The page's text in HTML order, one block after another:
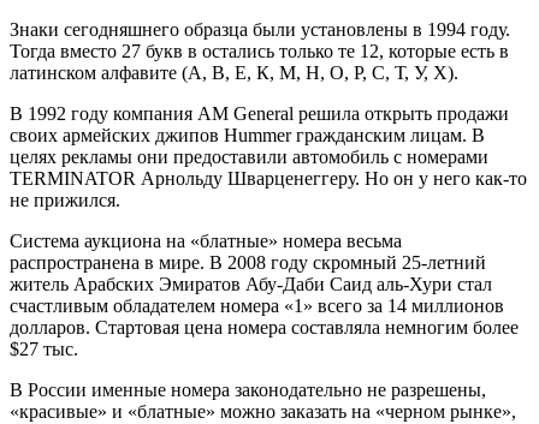
Знаки сегодняшнего образца были установлены в 1994 году.
Тогда вместо 27 букв в остались только те 12, которые есть в
латинском алфавите (А, В, Е, К, М, Н, О, Р, С, Т, У, Х).
В 1992 году компания AM General решила открыть продажи
своих армейских джипов Hummer гражданским лицам. В
целях рекламы они предоставили автомобиль с номерами
TERMINATOR Арнольду Шварценеггеру. Но он у него как-то
не прижился.
Система аукциона на «блатные» номера весьма
распространена в мире. В 2008 году скромный 25-летний
житель Арабских Эмиратов Абу-Даби Саид аль-Хури стал
счастливым обладателем номера «1» всего за 14 миллионов
долларов. Стартовая цена номера составляла немногим более
$27 тыс.
В России именные номера законодательно не разрешены,
«красивые» и «блатные» можно заказать на «черном рынке»,